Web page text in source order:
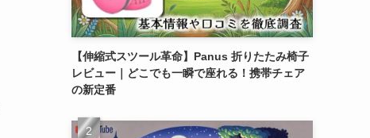
【伸縮式スツール革命】Panus 折りたたみ椅子
レビュー｜どこでも一瞬で座れる！携帯チェア
の新定番